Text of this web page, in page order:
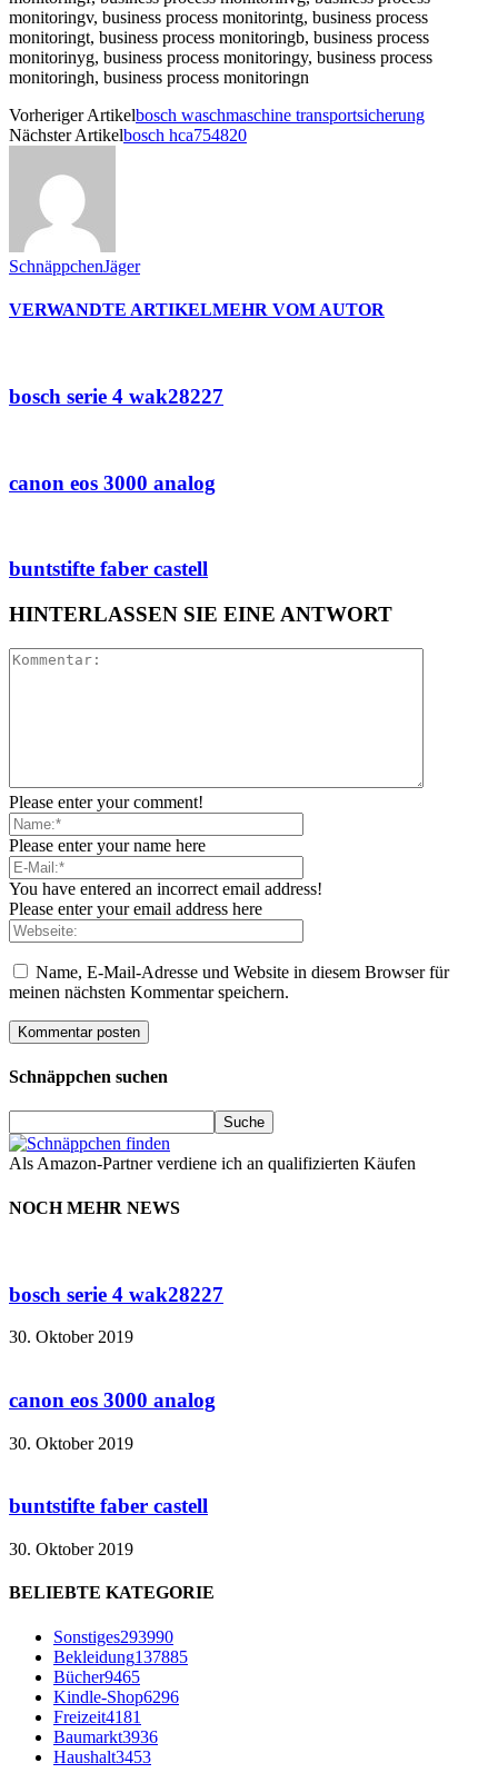
Vorheriger Artikelbosch waschmaschine transportsicherung
Nächster Artikelbosch hca754820
SchnäppchenJäger
VERWANDTE ARTIKELMEHR VOM AUTOR
bosch serie 4 wak28227
canon eos 3000 analog
buntstifte faber castell
HINTERLASSEN SIE EINE ANTWORT
Please enter your comment!
Please enter your name here
You have entered an incorrect email address!
Please enter your email address here
Name, E-Mail-Adresse und Website in diesem Browser für
meinen nächsten Kommentar speichern.
Schnäppchen suchen
Als Amazon-Partner verdiene ich an qualifizierten Käufen
NOCH MEHR NEWS
bosch serie 4 wak28227
30. Oktober 2019
canon eos 3000 analog
30. Oktober 2019
buntstifte faber castell
30. Oktober 2019
BELIEBTE KATEGORIE
Sonstiges293990
Bekleidung137885
Bücher9465
Kindle-Shop6296
Freizeit4181
Baumarkt3936
Haushalt3453